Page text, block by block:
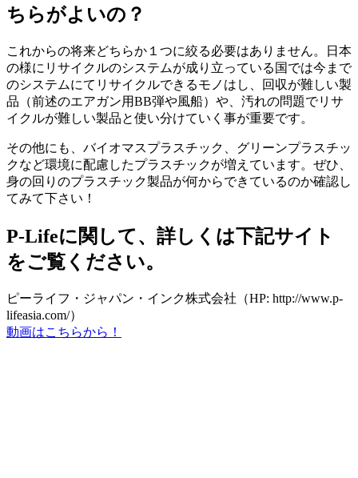
ちらがよいの？
これからの将来どちらか１つに絞る必要はありません。日本
の様にリサイクルのシステムが成り立っている国では今まで
のシステムにてリサイクルできるモノはし、回収が難しい製
品（前述のエアガン用BB弾や風船）や、汚れの問題でリサ
イクルが難しい製品と使い分けていく事が重要です。
その他にも、バイオマスプラスチック、グリーンプラスチッ
クなど環境に配慮したプラスチックが増えています。ぜひ、
身の回りのプラスチック製品が何からできているのか確認し
てみて下さい！
P-Lifeに関して、詳しくは下記サイト
をご覧ください。
ピーライフ・ジャパン・インク株式会社（HP: http://www.p-
lifeasia.com/）
動画はこちらから！